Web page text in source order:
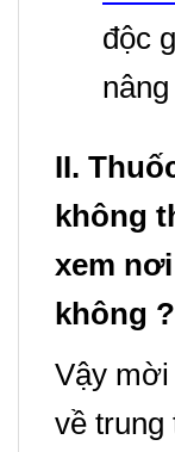
độc
II.
không
xem
không ?
Vậy mời
về trung